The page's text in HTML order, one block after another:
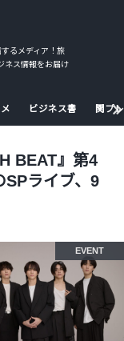
るメディア！旅
ネス情報をお届け
ビジネス書 関プ
BEAT』第4
SPライブ、9
EVENT